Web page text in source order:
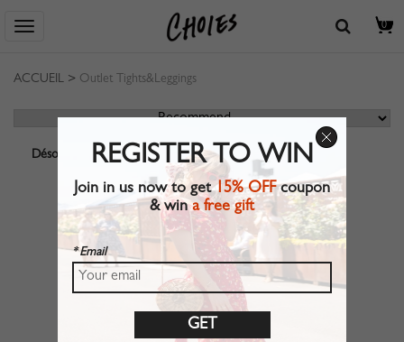
0
ACCUEIL > Outlet Tights&Leggings
Désolé, aucun résultat ne correspond.
REGISTER TO WIN
Join in us now to get15% OFFcoupon
& wina free gift
* Email